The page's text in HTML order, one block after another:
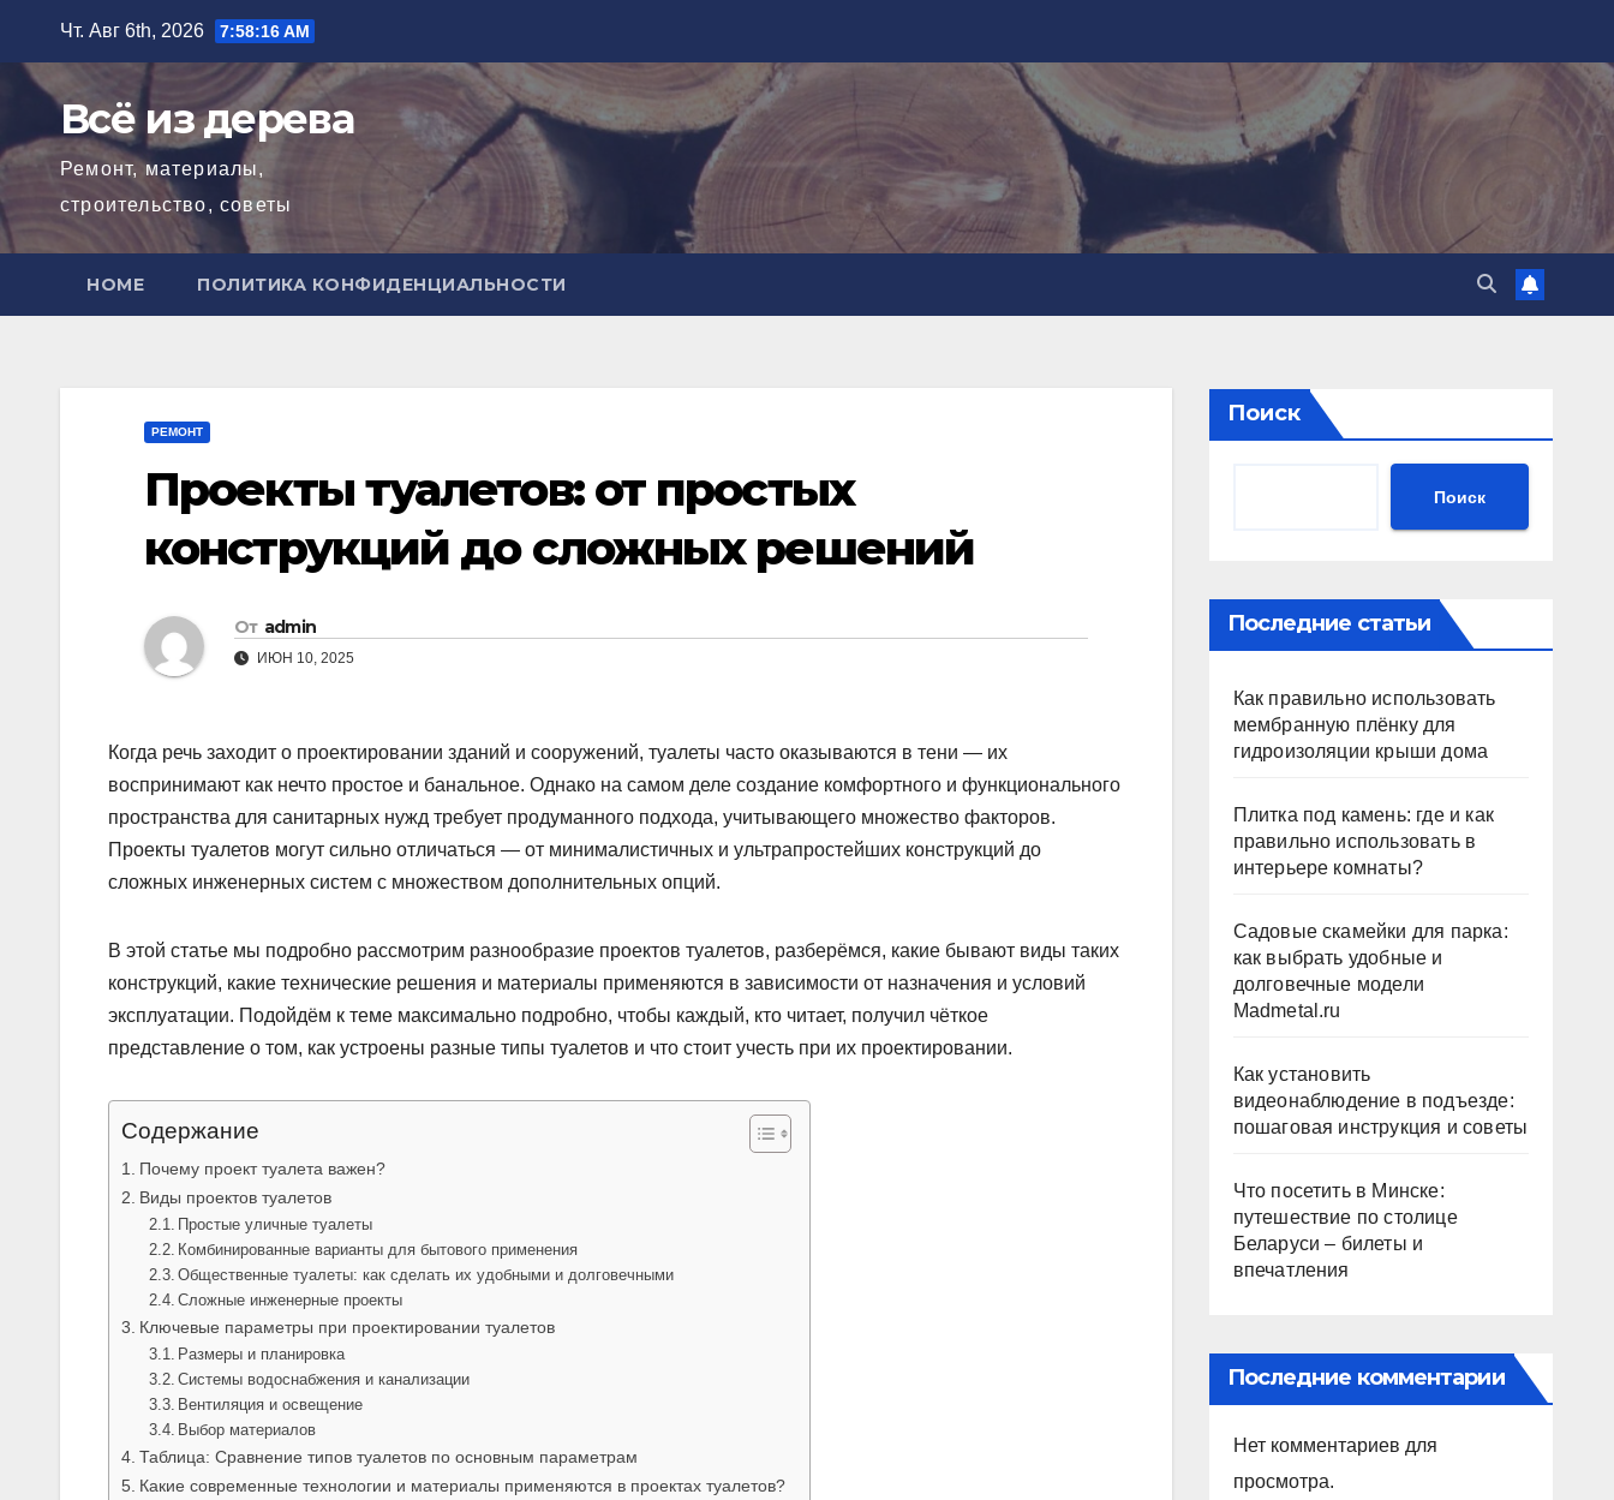
содержимому
Чт. Авг 6th, 2026 7:58:17 AM
Всё из дерева
Ремонт, материалы,
строительство, советы
HOME ПОЛИТИКА КОНФИДЕНЦИАЛЬНОСТИ
РЕМОНТ
Проекты туалетов: от простых
конструкций до сложных решений
От admin
ИЮН 10, 2025
Когда речь заходит о проектировании зданий и сооружений, туалеты часто оказываются в тени — их
воспринимают как нечто простое и банальное. Однако на самом деле создание комфортного и функционального
пространства для санитарных нужд требует продуманного подхода, учитывающего множество факторов.
Проекты туалетов могут сильно отличаться — от минималистичных и ультрапростейших конструкций до
сложных инженерных систем с множеством дополнительных опций.
В этой статье мы подробно рассмотрим разнообразие проектов туалетов, разберёмся, какие бывают виды таких
конструкций, какие технические решения и материалы применяются в зависимости от назначения и условий
эксплуатации. Подойдём к теме максимально подробно, чтобы каждый, кто читает, получил чёткое
представление о том, как устроены разные типы туалетов и что стоит учесть при их проектировании.
Содержание
Почему проект туалета важен?
Виды проектов туалетов
Простые уличные туалеты
Комбинированные варианты для бытового применения
Общественные туалеты: как сделать их удобными и долговечными
Сложные инженерные проекты
Ключевые параметры при проектировании туалетов
Размеры и планировка
Системы водоснабжения и канализации
Вентиляция и освещение
Выбор материалов
Таблица: Сравнение типов туалетов по основным параметрам
Какие современные технологии и материалы применяются в проектах туалетов?
Поиск
Поиск
Последние статьи
Как правильно использовать
мембранную плёнку для
гидроизоляции крыши дома
Плитка под камень: где и как
правильно использовать в
интерьере комнаты?
Садовые скамейки для парка:
как выбрать удобные и
долговечные модели
Madmetal.ru
Как установить
видеонаблюдение в подъезде:
пошаговая инструкция и советы
Что посетить в Минске:
путешествие по столице
Беларуси – билеты и
впечатления
Последние комментарии
Нет комментариев для
просмотра.